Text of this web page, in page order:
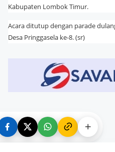
Kabupaten Lombok Timur.
Acara ditutup dengan parade
Desa Pringgasela ke-8. (sr)